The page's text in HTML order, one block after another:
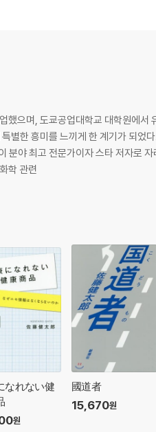
으며, 도쿄공업대학교 대학원에서
별한 흥미를 느끼게 한 계기가 되었
분야 최고 전문가이자 스타 저자로
학 관련
なれない健
원
國道者
15,670원